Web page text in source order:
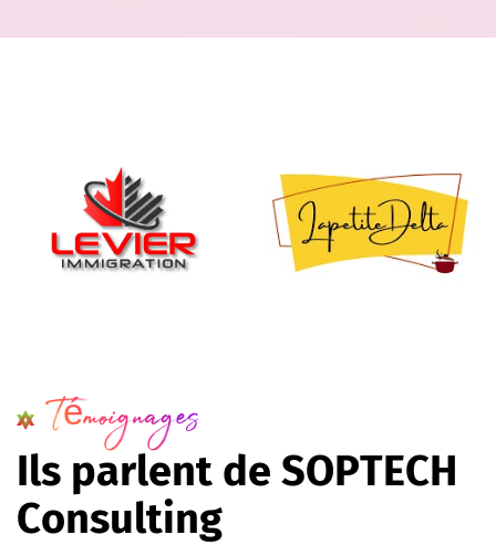
Témoignages
Ils parlent de SOPTECH
Consulting